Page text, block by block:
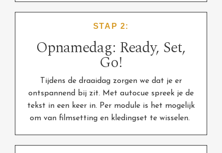
STAP 2:
Opnamedag: Ready, Set,
Go!
Tijdens de draaidag zorgen we dat je er
ontspannend bij zit. Met autocue spreek je de
tekst in een keer in. Per module is het mogelijk
om van filmsetting en kledingset te wisselen.